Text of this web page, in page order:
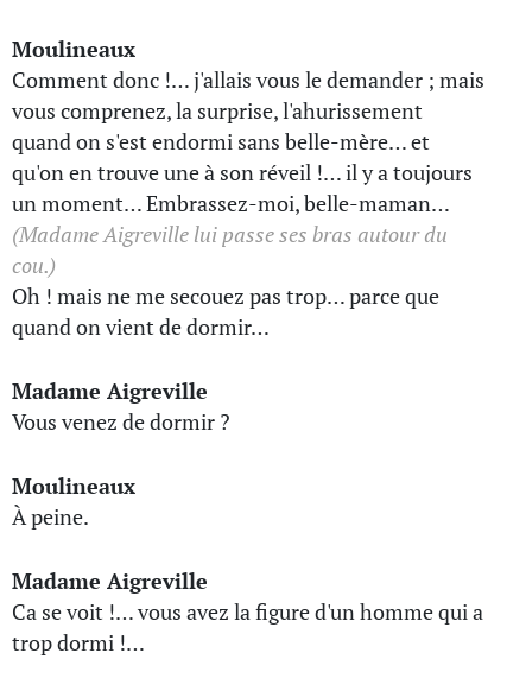
Moulineaux
Comment donc !… j'allais vous le demander ; mais
vous comprenez, la surprise, l'ahurissement
quand on s'est endormi sans belle-mère… et
qu'on en trouve une à son réveil !… il y a toujours
un moment… Embrassez-moi, belle-maman…
(Madame Aigreville lui passe ses bras autour du
cou.)
Oh ! mais ne me secouez pas trop… parce que
quand on vient de dormir…
Madame Aigreville
Vous venez de dormir ?
Moulineaux
À peine.
Madame Aigreville
Ca se voit !… vous avez la figure d'un homme qui a
trop dormi !…